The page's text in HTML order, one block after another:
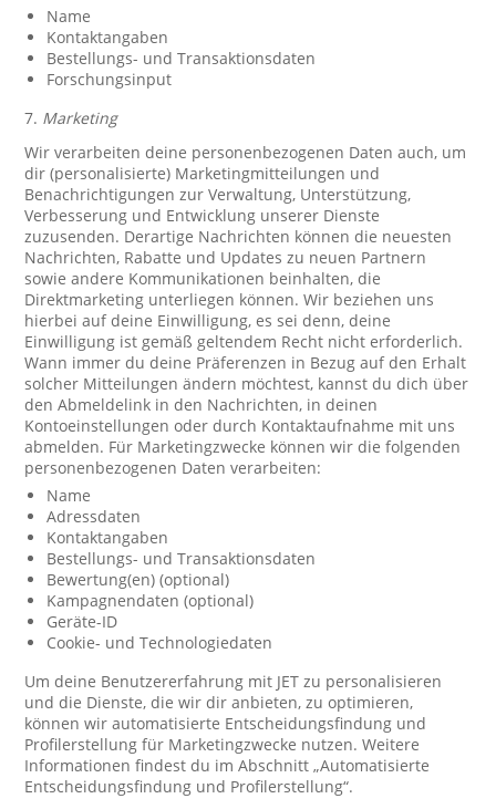
Name
Kontaktangaben
Bestellungs- und Transaktionsdaten
Forschungsinput
7. Marketing
Wir verarbeiten deine personenbezogenen Daten auch, um
dir (personalisierte) Marketingmitteilungen und
Benachrichtigungen zur Verwaltung, Unterstützung,
Verbesserung und Entwicklung unserer Dienste
zuzusenden. Derartige Nachrichten können die neuesten
Nachrichten, Rabatte und Updates zu neuen Partnern
sowie andere Kommunikationen beinhalten, die
Direktmarketing unterliegen können. Wir beziehen uns
hierbei auf deine Einwilligung, es sei denn, deine
Einwilligung ist gemäß geltendem Recht nicht erforderlich.
Wann immer du deine Präferenzen in Bezug auf den Erhalt
solcher Mitteilungen ändern möchtest, kannst du dich über
den Abmeldelink in den Nachrichten, in deinen
Kontoeinstellungen oder durch Kontaktaufnahme mit uns
abmelden. Für Marketingzwecke können wir die folgenden
personenbezogenen Daten verarbeiten:
Name
Adressdaten
Kontaktangaben
Bestellungs- und Transaktionsdaten
Bewertung(en) (optional)
Kampagnendaten (optional)
Geräte-ID
Cookie- und Technologiedaten
Um deine Benutzererfahrung mit JET zu personalisieren
und die Dienste, die wir dir anbieten, zu optimieren,
können wir automatisierte Entscheidungsfindung und
Profilerstellung für Marketingzwecke nutzen. Weitere
Informationen findest du im Abschnitt „Automatisierte
Entscheidungsfindung und Profilerstellung“.